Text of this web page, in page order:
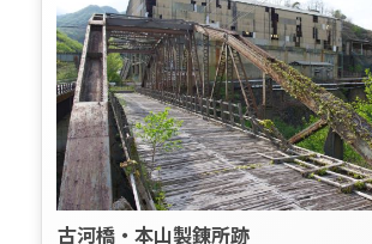
古河橋・本山製錬所跡